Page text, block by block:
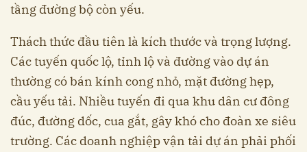
tầng đường bộ còn yếu.
Thách thức đầu tiên là kích thước và trọng lượng.
Các tuyến quốc lộ, tỉnh lộ và đường vào dự án
thường có bán kính cong nhỏ, mặt đường hẹp,
cầu yếu tải. Nhiều tuyến đi qua khu dân cư đông
đúc, đường dốc, cua gắt, gây khó cho đoàn xe siêu
trường. Các doanh nghiệp vận tải dự án phải phối